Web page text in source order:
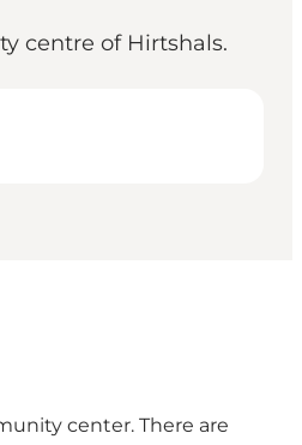
centre of Hirtshals.
center. There are